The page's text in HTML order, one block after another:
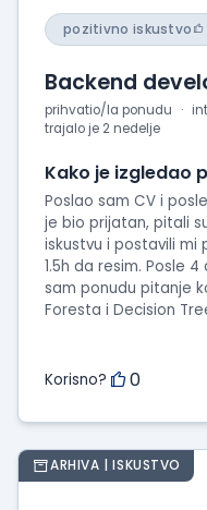
pozitivno iskustvo
Backend
prihvatio/la ponudu
trajalo je 2 nedelje
Kako je izgledao
Poslao sam CV i
je bio prijatan, pitali
iskustvu i postavili mi
1.5h da resim. Posle
sam ponudu pitanje
Foresta i Decision
Korisno? 0
ARHIVA | ISKUSTVO